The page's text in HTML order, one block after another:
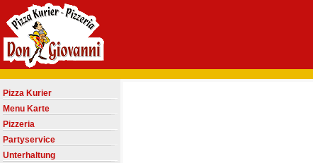
Pizza Kurier
Menu Karte
Pizzeria
Partyservice
Unterhaltung